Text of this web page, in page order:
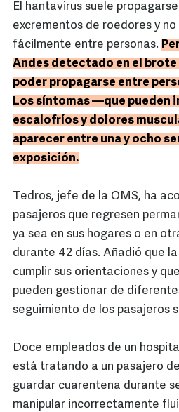
El hantavirus suele
excrementos de roedores y
fácilmente entre personas.
Andes detectado en el
poder propagarse entre
Los síntomas —que pueden
escalofríos y dolores
aparecer entre una y ocho
exposición.
Tedros, jefe de la OMS, ha
pasajeros que regresen
ya sea en sus hogares o en
durante 42 días. Añadió que
cumplir sus orientaciones y
pueden gestionar de
seguimiento de los pasajeros
Doce empleados de un
está tratando a un pasajero
guardar cuarentena durante
manipular incorrectamente